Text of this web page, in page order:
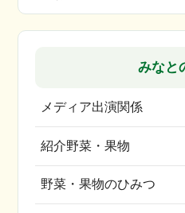
みなと
メディア出演関係
紹介野菜・果物
野菜・果物のひみつ